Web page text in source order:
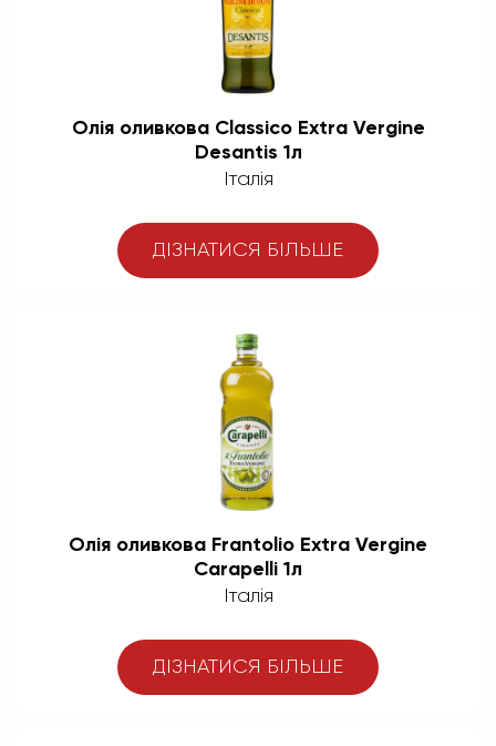
Олія оливкова Classico Extra Vergine
Desantis 1л
Італія
ДІЗНАТИСЯ БІЛЬШЕ
Олія оливкова Frantolio Extra Vergine
Carapelli 1л
Італія
ДІЗНАТИСЯ БІЛЬШЕ